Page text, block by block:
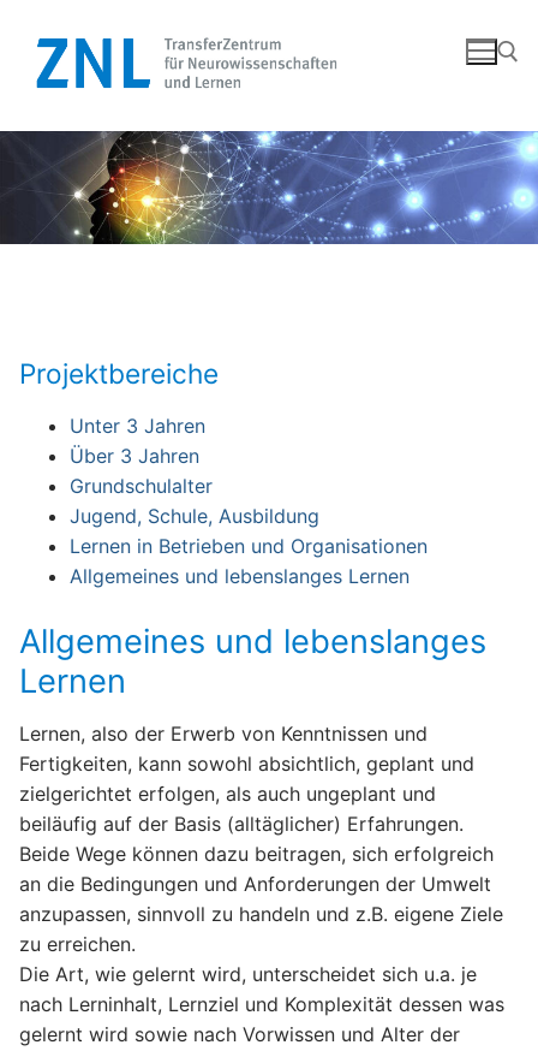
Inhalt
springen
Suchen nach:
Projektbereiche
Unter 3 Jahren
Über 3 Jahren
Grundschulalter
Jugend, Schule, Ausbildung
Lernen in Betrieben und Organisationen
Allgemeines und lebenslanges Lernen
Allgemeines und lebenslanges
Lernen
Lernen, also der Erwerb von Kenntnissen und
Fertigkeiten, kann sowohl absichtlich, geplant und
zielgerichtet erfolgen, als auch ungeplant und
beiläufig auf der Basis (alltäglicher) Erfahrungen.
Beide Wege können dazu beitragen, sich erfolgreich
an die Bedingungen und Anforderungen der Umwelt
anzupassen, sinnvoll zu handeln und z.B. eigene Ziele
zu erreichen.
Die Art, wie gelernt wird, unterscheidet sich u.a. je
nach Lerninhalt, Lernziel und Komplexität dessen was
gelernt wird sowie nach Vorwissen und Alter der